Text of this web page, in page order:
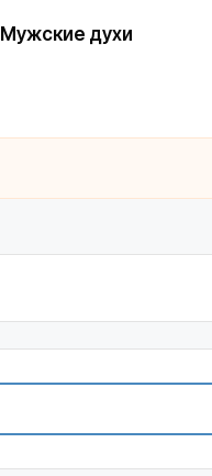
Мужские духи